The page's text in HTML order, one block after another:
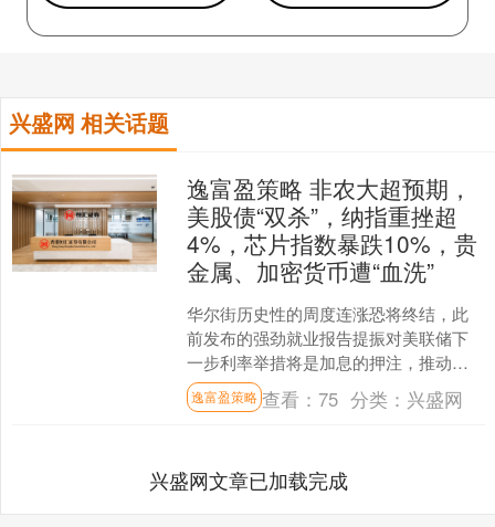
兴盛网 相关话题
逸富盈策略 非农大超预期，
美股债“双杀”，纳指重挫超
4%，芯片指数暴跌10%，贵
金属、加密货币遭“血洗”
华尔街历史性的周度连涨恐将终结，此
前发布的强劲就业报告提振对美联储下
一步利率举措将是加息的押注，推动美
股和美债下跌。纳斯达克100指数跌幅扩
大至3%，迈向10月....
逸富盈策略 查看：75 分类： 兴盛网
兴盛网文章已加载完成